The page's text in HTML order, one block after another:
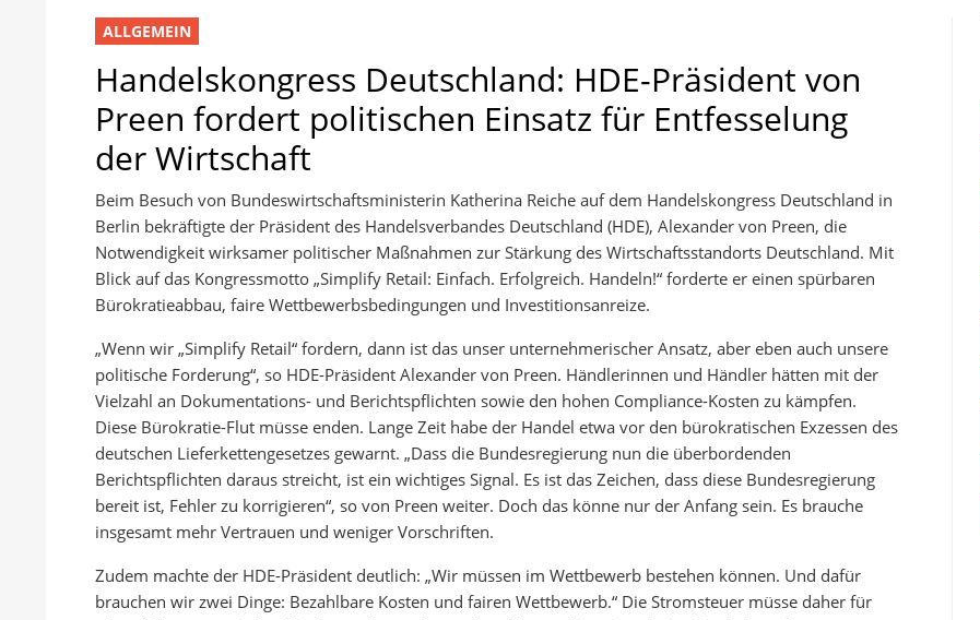
ALLGEMEIN
Handelskongress Deutschland: HDE-Präsident von
Preen fordert politischen Einsatz für Entfesselung
der Wirtschaft
Beim Besuch von Bundeswirtschaftsministerin Katherina Reiche auf dem Handelskongress Deutschland in
Berlin bekräftigte der Präsident des Handelsverbandes Deutschland (HDE), Alexander von Preen, die
Notwendigkeit wirksamer politischer Maßnahmen zur Stärkung des Wirtschaftsstandorts Deutschland. Mit
Blick auf das Kongressmotto „Simplify Retail: Einfach. Erfolgreich. Handeln!“ forderte er einen spürbaren
Bürokratieabbau, faire Wettbewerbsbedingungen und Investitionsanreize.
„Wenn wir „Simplify Retail“ fordern, dann ist das unser unternehmerischer Ansatz, aber eben auch unsere
politische Forderung“, so HDE-Präsident Alexander von Preen. Händlerinnen und Händler hätten mit der
Vielzahl an Dokumentations- und Berichtspflichten sowie den hohen Compliance-Kosten zu kämpfen.
Diese Bürokratie-Flut müsse enden. Lange Zeit habe der Handel etwa vor den bürokratischen Exzessen des
deutschen Lieferkettengesetzes gewarnt. „Dass die Bundesregierung nun die überbordenden
Berichtspflichten daraus streicht, ist ein wichtiges Signal. Es ist das Zeichen, dass diese Bundesregierung
bereit ist, Fehler zu korrigieren“, so von Preen weiter. Doch das könne nur der Anfang sein. Es brauche
insgesamt mehr Vertrauen und weniger Vorschriften.
Zudem machte der HDE-Präsident deutlich: „Wir müssen im Wettbewerb bestehen können. Und dafür
brauchen wir zwei Dinge: Bezahlbare Kosten und fairen Wettbewerb.“ Die Stromsteuer müsse daher für